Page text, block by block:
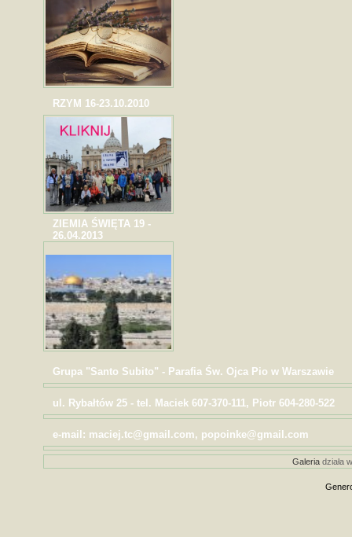
RZYM 16-23.10.2010
ZIEMIA ŚWIĘTA 19 -
26.04.2013
Grupa "Santo Subito" - Parafia Św. Ojca Pio w Warszawie
ul. Rybałtów 25 - tel. Maciek 607-370-111, Piotr 604-280-522
e-mail: maciej.tc@gmail.com, popoinke@gmail.com
Galeriadziała